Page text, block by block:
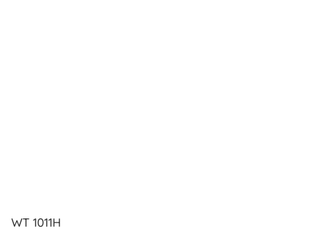
WT 1011H